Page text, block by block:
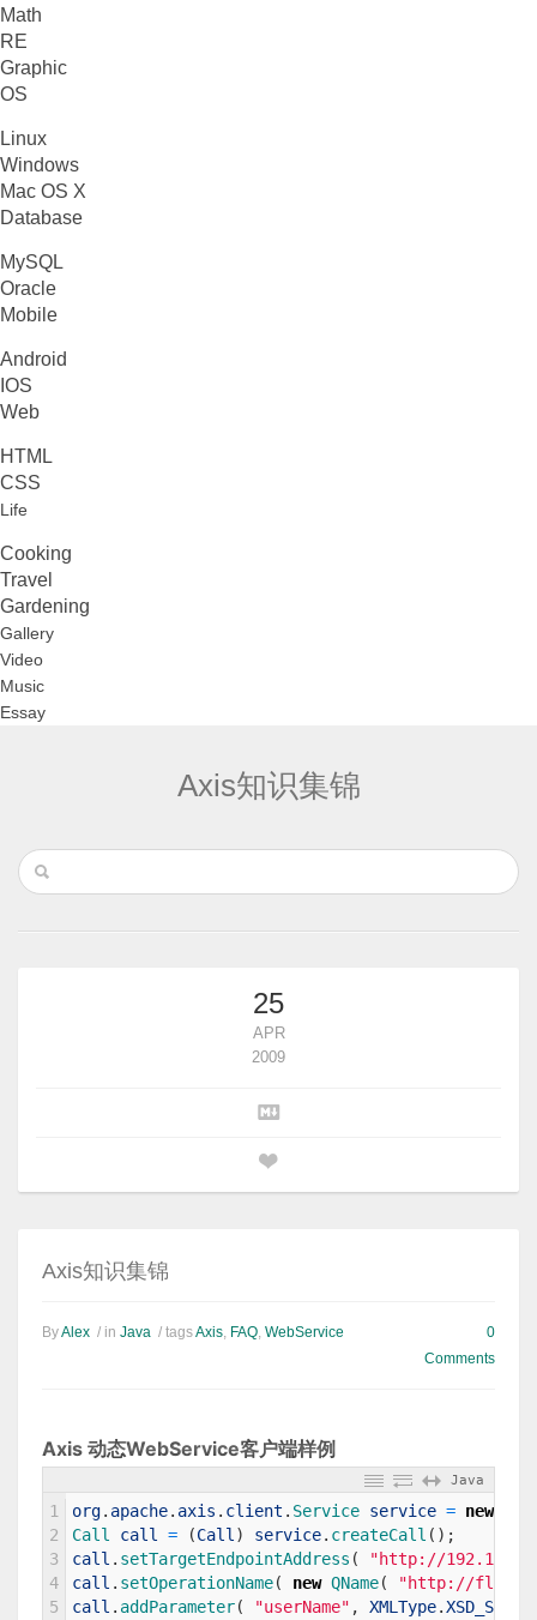
Math
RE
Graphic
OS
Linux
Windows
Mac OS X
Database
MySQL
Oracle
Mobile
Android
IOS
Web
HTML
CSS
Life
Cooking
Travel
Gardening
Gallery
Video
Music
Essay
Axis知识集锦
25
APR
2009
Axis知识集锦
ByAlex / in Java / tagsAxis, FAQ, WebService
0
Comments
Axis 动态WebService客户端样例
Java
1
2
3
4
5
org. apache. axis . client . Service service = new
Call call = (Call ) service. createCall ( ) ;
call . setTargetEndpointAddress (
"http://
call . setOperationName( new QName(
"http://
call . addParameter( "userName" , XMLType.